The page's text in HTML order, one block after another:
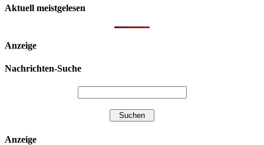
Aktuell meistgelesen
Anzeige
Nachrichten-Suche
Anzeige